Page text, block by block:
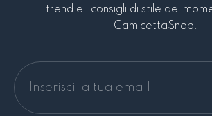
trend e i consigli di stile del
CamicettaSnob.